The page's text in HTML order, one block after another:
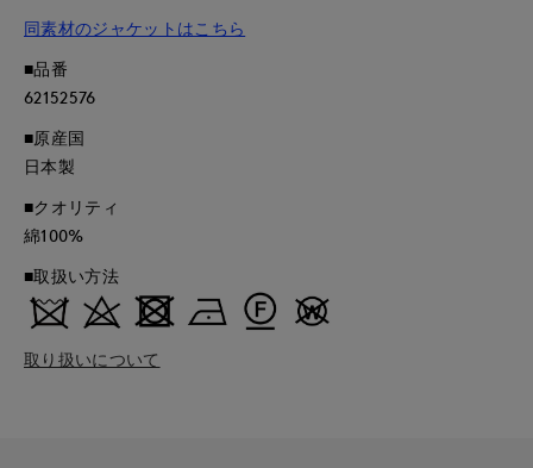
同素材のジャケットはこちら
■品番
62152576
■原産国
日本製
■クオリティ
綿100%
■取扱い方法
取り扱いについて